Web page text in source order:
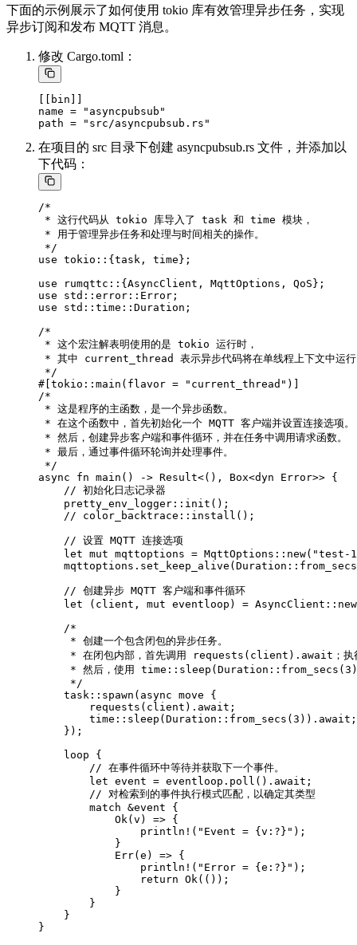
下面的示例展示了如何使用 tokio 库有效管理异步任务，实现
异步订阅和发布 MQTT 消息。
修改 Cargo.toml：
[[bin]]
name = "asyncpubsub"
在项目的 src 目录下创建 asyncpubsub.rs 文件，并添加以
下代码：
/*
* 这行代码从 tokio 库导入了 task 和 time 模块，
* 用于管理异步任务和处理与时间相关的操作。
*/
use tokio::{task, time};
use rumqttc::{AsyncClient, MqttOptions, QoS};
use std::error::Error;
use std::time::Duration;
/*
* 这个宏注解表明使用的是 tokio 运行时，
* 其中 current_thread 表示异步代码将在单线程上下文中运行
*/
#[tokio::main(flavor = "current_thread")]
/*
* 这是程序的主函数，是一个异步函数。
* 在这个函数中，首先初始化一个 MQTT 客户端并设置连接选项。
* 然后，创建异步客户端和事件循环，并在任务中调用请求函数。
* 最后，通过事件循环轮询并处理事件。
*/
async fn main() -> Result<(), Box<dyn Error>> {
    // 初始化日志记录器
    pretty_env_logger::init();
    // color_backtrace::install();
    // 设置 MQTT 连接选项
let mut mqttoptions = MqttOptions::new("test-
    // 创建异步 MQTT 客户端和事件循环
let (client, mut eventloop) =
    /*
     * 创建一个包含闭包的异步任务。
* 在闭包内部，首先调用 requests(client).await；执
* 然后，使用
     */
    task::spawn(async move {
        requests(client).await;
        time::sleep(Duration::from_secs(3)).await;
    });
    loop {
        // 在事件循环中等待并获取下一个事件。
        let event = eventloop.poll().await;
        // 对检索到的事件执行模式匹配，以确定其类型
        match &event {
            Ok(v) => {
                println!("Event = {v:?}");
            }
            Err(e) => {
                println!("Error = {e:?}");
                return Ok(());
            }
        }
    }
}